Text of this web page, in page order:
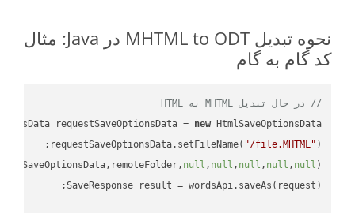
نحوه تبدیل MHTML to ODT در Java: مثال
کد گام به گام
// در حال تبدیل MHTML به HTML
requestSaveOptionsData = new
requestSaveOptionsData.setFileName( "/file.MHTML"
null , null , null , null , null